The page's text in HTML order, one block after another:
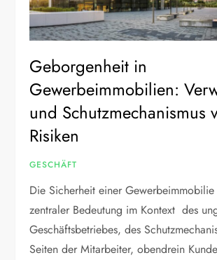
Geborgenheit in
Gewerbeimmobilien:
und Schutzmechanismus
Risiken
GESCHÄFT
Die Sicherheit einer
zentraler Bedeutung im Kontext des
Geschäftsbetriebes, des
Seiten der Mitarbeiter, obendrein